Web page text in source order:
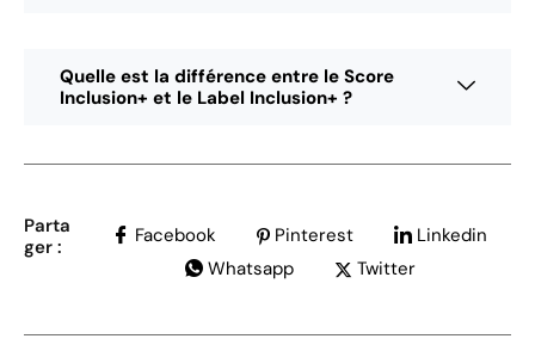
Quelle est la différence entre le Score
Inclusion+ et le Label Inclusion+ ?
Parta
ger :
Facebook Pinterest
Linkedin
Whatsapp
Twitter